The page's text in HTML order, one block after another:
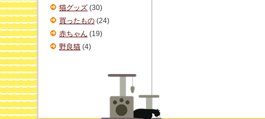
猫グッズ (30)
買ったもの (24)
赤ちゃん (19)
野良猫 (4)